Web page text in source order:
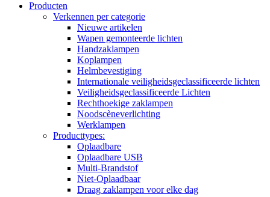
Producten
Verkennen per categorie
Nieuwe artikelen
Wapen gemonteerde lichten
Handzaklampen
Koplampen
Helmbevestiging
Internationale veiligheidsgeclassificeerde lichten
Veiligheidsgeclassificeerde Lichten
Rechthoekige zaklampen
Noodscèneverlichting
Werklampen
Producttypes:
Oplaadbare
Oplaadbare USB
Multi-Brandstof
Niet-Oplaadbaar
Draag zaklampen voor elke dag